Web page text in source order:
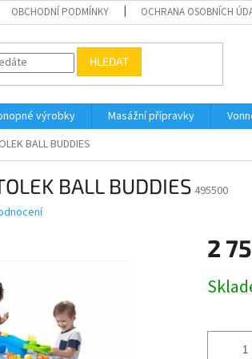
OBCHODNÍ PODMÍNKY OCHRANA OSOBNÍCH
HLEDAT
výrobky Masážní přípravky
BALL BUDDIES
BALL BUDDIES 495500
2
cena: